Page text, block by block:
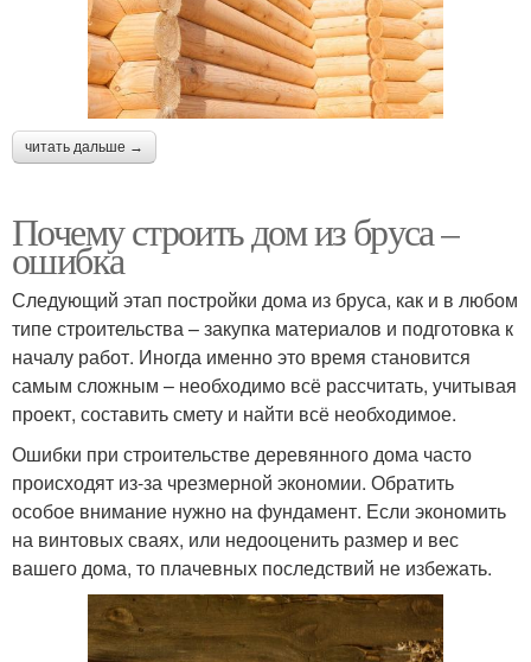
читать дальше →
Почему строить дом из бруса –
ошибка
Следующий этап постройки дома из бруса, как и в любом
типе строительства – закупка материалов и подготовка к
началу работ. Иногда именно это время становится
самым сложным – необходимо всё рассчитать, учитывая
проект, составить смету и найти всё необходимое.
Ошибки при строительстве деревянного дома часто
происходят из-за чрезмерной экономии. Обратить
особое внимание нужно на фундамент. Если экономить
на винтовых сваях, или недооценить размер и вес
вашего дома, то плачевных последствий не избежать.